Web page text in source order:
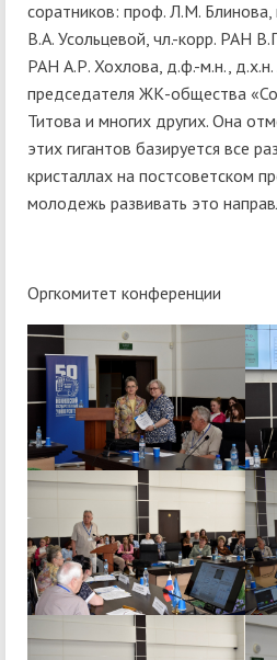
соратников: проф. Л.М.
В.А. Усольцевой, чл.-корр. РАН
РАН А.Р. Хохлова, д.ф.-м.н., д.х.н.
председателя ЖК-общества
Титова и многих других. Она
этих гигантов базируется все
кристаллах на постсоветском
молодежь развивать это
Оргкомитет конференции